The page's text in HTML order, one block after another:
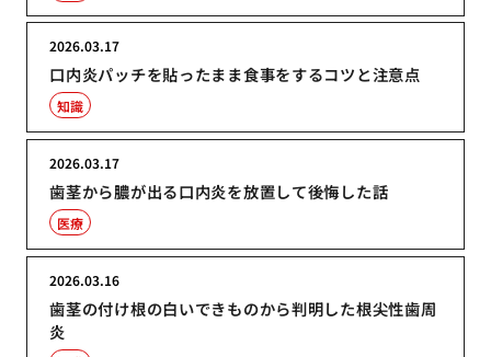
口内炎パッチを貼ったまま食事をするコツと注意点
2026.03.17
知識
歯茎から膿が出る口内炎を放置して後悔した話
2026.03.17
医療
歯茎の付け根の白いできものから判明した根尖性歯周
炎
2026.03.16